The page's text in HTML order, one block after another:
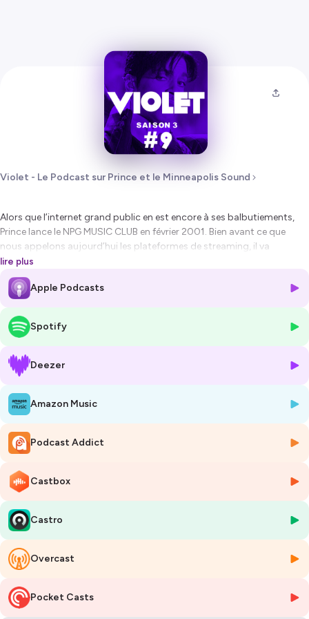
Violet - Le Podcast sur Prince et le Minneapolis Sound
Alors que l’internet grand public en est encore à ses balbutiements,
Prince lance le NPG MUSIC CLUB en février 2001. Bien avant ce que
nous appelons aujourd’hui les plateformes de streaming, il va
proposer à son public, la possibilité d’accéder directement à sa
musique, moyennant un abonnement mensuel. En mars 2004, Prince
va proposer un « download store » où 2 albums en apparence inédit
Slaughterhouse.
Contact :www.schkopi.com
Facebook :
Aidez nous, en soutenant gratuitement ce podcast !
1) 🔔Abonnez vous pour être prévenu automatiquement
beaucoup d'étoiles sur Apple ou Spotify
3) Inscrivez vous à
messages liés a Violet)
Et si vous faites tout cela, nous vous sommes reconnaissants à
jamais ❤️ ❤️ ❤️ ❤️
Hébergé par Ausha. Visitez
pour plus d'informations.
lire plus
Apple Podcasts
Spotify
Deezer
Amazon Music
Podcast Addict
Castbox
Castro
Overcast
Pocket Casts